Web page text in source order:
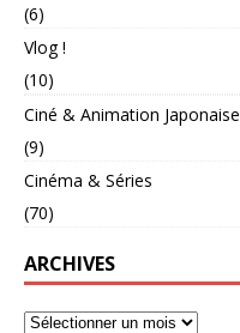
(6)
Vlog !
(10)
Ciné & Animation Japonaise
(9)
Cinéma & Séries
(70)
ARCHIVES